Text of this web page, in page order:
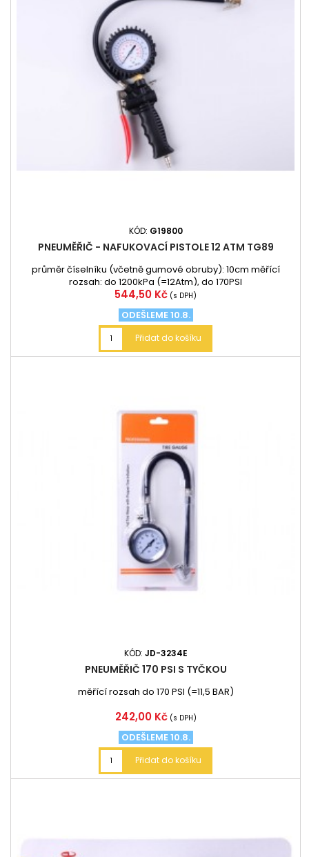
KÓD: G19800
PNEUMĚŘIČ - NAFUKOVACÍ PISTOLE 12 ATM TG89
průměr číselníku (včetně gumové obruby): 10cm měřící
rozsah: do 1200kPa (=12Atm), do 170PSI
Cena
544,50 Kč (s DPH)
ODEŠLEME 10.8.
Přidat do košíku
KÓD: JD-3234E
PNEUMĚŘIČ 170 PSI S TYČKOU
měřící rozsah do 170 PSI (=11,5 BAR)
Cena
242,00 Kč (s DPH)
ODEŠLEME 10.8.
Přidat do košíku